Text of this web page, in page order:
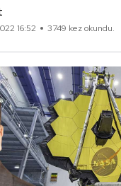
16:52 3749 kez okundu.